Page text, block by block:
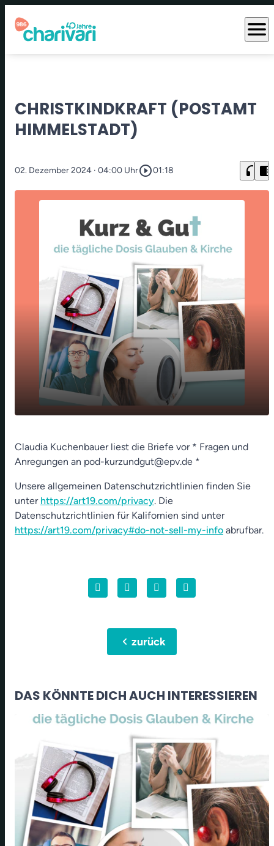
menu
CHRISTKINDKRAFT (POSTAMT
HIMMELSTADT)
02. Dezember 2024 · 04:00 Uhrplay_circle_outline01:18 headphones chrome_reader_mode
play_arrow
00:00
Claudia Kuchenbauer liest die Briefe vor * Fragen und
Anregungen an pod-kurzundgut@epv.de *
Unsere allgemeinen Datenschutzrichtlinien finden Sie
unter https://art19.com/privacy. Die
Datenschutzrichtlinien für Kalifornien sind unter
https://art19.com/privacy#do-not-sell-my-info abrufbar.
chevron_leftzurück
DAS KÖNNTE DICH AUCH INTERESSIEREN